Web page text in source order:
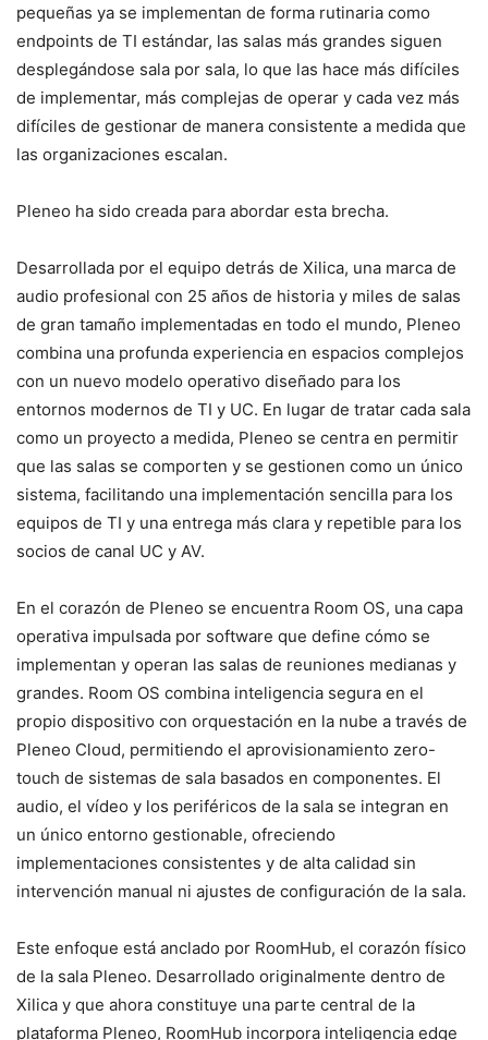
pequeñas ya se implementan de forma rutinaria como
endpoints de TI estándar, las salas más grandes siguen
desplegándose sala por sala, lo que las hace más difíciles
de implementar, más complejas de operar y cada vez más
difíciles de gestionar de manera consistente a medida que
las organizaciones escalan.
Pleneo ha sido creada para abordar esta brecha.
Desarrollada por el equipo detrás de Xilica, una marca de
audio profesional con 25 años de historia y miles de salas
de gran tamaño implementadas en todo el mundo, Pleneo
combina una profunda experiencia en espacios complejos
con un nuevo modelo operativo diseñado para los
entornos modernos de TI y UC. En lugar de tratar cada sala
como un proyecto a medida, Pleneo se centra en permitir
que las salas se comporten y se gestionen como un único
sistema, facilitando una implementación sencilla para los
equipos de TI y una entrega más clara y repetible para los
socios de canal UC y AV.
En el corazón de Pleneo se encuentra Room OS, una capa
operativa impulsada por software que define cómo se
implementan y operan las salas de reuniones medianas y
grandes. Room OS combina inteligencia segura en el
propio dispositivo con orquestación en la nube a través de
Pleneo Cloud, permitiendo el aprovisionamiento zero-
touch de sistemas de sala basados en componentes. El
audio, el vídeo y los periféricos de la sala se integran en
un único entorno gestionable, ofreciendo
implementaciones consistentes y de alta calidad sin
intervención manual ni ajustes de configuración de la sala.
Este enfoque está anclado por RoomHub, el corazón físico
de la sala Pleneo. Desarrollado originalmente dentro de
Xilica y que ahora constituye una parte central de la
plataforma Pleneo, RoomHub incorpora inteligencia edge